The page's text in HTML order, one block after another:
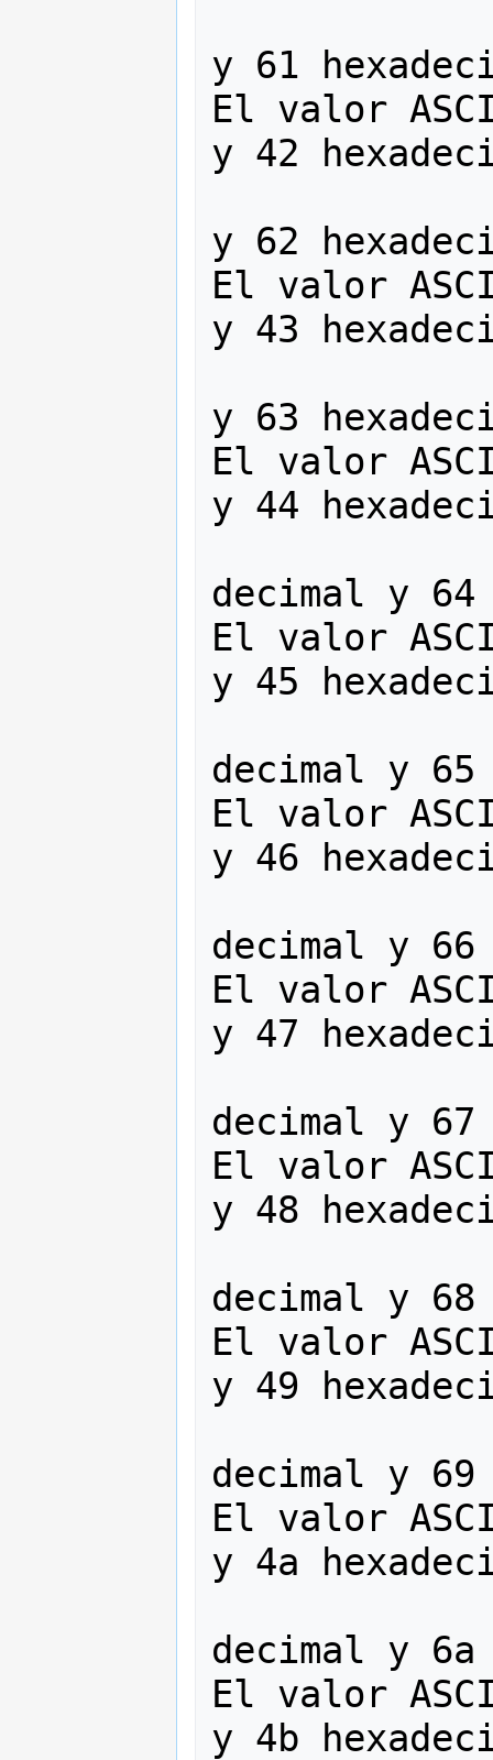
y 61
El valor
y 42
y 62
El valor
y 43
y 63
El valor
y 44
decimal y 64
El valor
y 45
decimal y 65
El valor
y 46
decimal y 66
El valor
y 47
decimal y
El valor
y 48
decimal y 68
El valor
y 49
decimal y 69
El valor
y 4a
decimal y 6a
El valor
y 4b